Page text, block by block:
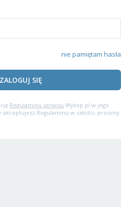
nie pamiętam hasła
ZALOGUJ SIĘ
Regulaminu serwisu Wykop.pl w jego
Regulaminu w całości, prosimy